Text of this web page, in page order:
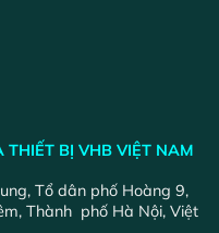
THIẾT BỊ VHB VIỆT NAM
Tổ dân phố Hoàng 9,
Thành phố Hà Nội, Việt